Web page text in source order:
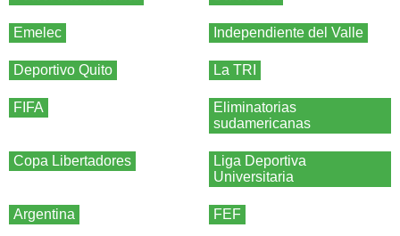
Emelec Independiente del Valle
Deportivo Quito La TRI
FIFA
Eliminatorias
sudamericanas
Copa Libertadores
Liga Deportiva
Universitaria
Argentina FEF